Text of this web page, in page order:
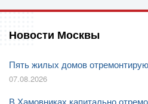
Новости Москвы
Пять жилых домов
07.08.2026
В Хамовниках капитально